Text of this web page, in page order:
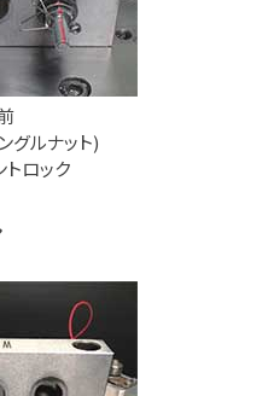
グルナット)
トロック